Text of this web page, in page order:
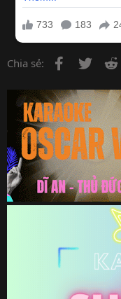
Chia sẻ: Facebook
Twitter